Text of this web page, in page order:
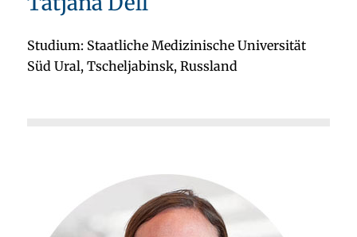
Studium: Staatliche Medizinische Universität
Süd Ural, Tscheljabinsk, Russland